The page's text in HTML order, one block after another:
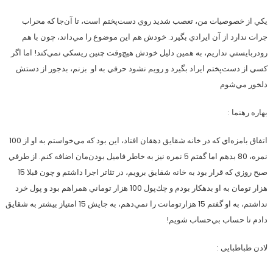
يكي از خصوصيات من، تعصب شديد روي دست‌پختم است، تا آن‌جا كه محراب
جرات ندارد از آن ايرادي بگيرد. خودش هم اين موضوع را مي‌داند، چون با هم
رودربايستي نداريم، به همين دليل خودش هيچ‌وقت چنين ريسكي نمي‌كند! اما اگر
كسي از دست‌پختم ايراد بگيرد و رويم نشود حرفي به او بزنم، بدجور از دستش
دلخور مي‌شوم
بهاره رهنما :
اتفاق بامزه‌اي كه در خانه شقايق دهقان افتاد، اين بود كه مي‌خواستم به او از 100
نمره، 80 بدهم اما گفتم 5 نمره نيز به خاطر فاميل بودن‌مان اضافه كنم. از طرفي
صبح روزي كه قرار بود به خانه شقايق برويم، در تئاتر اجرا داشتم و چون قبلا 15
هزار تومان به او بدهكار بودم و ‌چك‌پول 100 هزار توماني همراهم بود و‌ پول خرد
نداشتم، به او گفتم 15 هزارتومانت را نمي‌دهم، به جايش 15 امتياز بيشتر به شقايق
دادم تا حساب بي‌حساب شويم!
لادن طباطبایی :